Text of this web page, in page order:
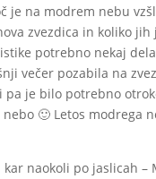
na modrem nebu
zvezdica in koliko
potrebno nekaj
večer pozabila na
pa je bilo potrebno
🙂 Letos modrega
naokoli po jaslicah